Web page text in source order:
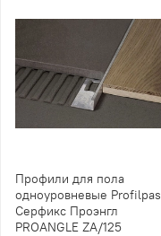
Профили для пола
одноуровневые Profilpas
Серфикс Проэнгл
PROANGLE ZA/125